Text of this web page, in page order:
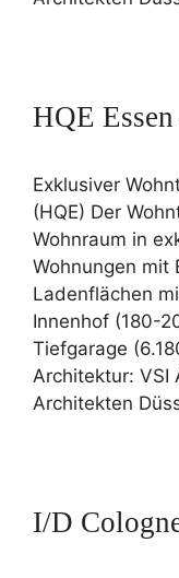
HQE
Exklusiver
(HQE) Der
Wohnraum in
Wohnungen mit
Ladenflächen
Innenhof (180-
Tiefgarage
Architektur: VSI
Architekten
I/D